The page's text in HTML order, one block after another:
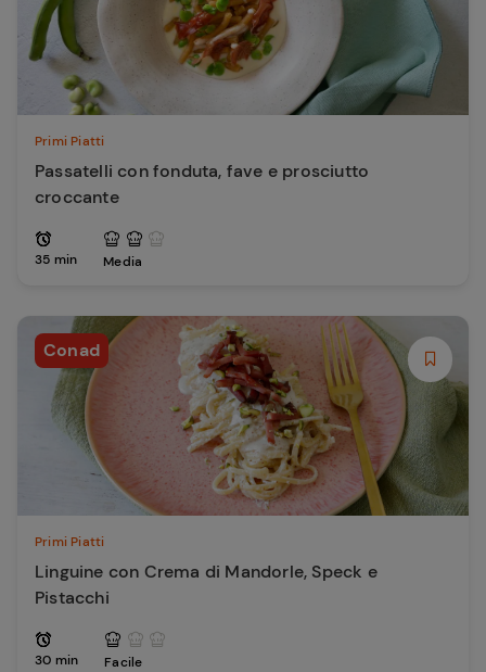
Primi Piatti
Passatelli con fonduta, fave e prosciutto
croccante
35 min Media
Conad
Primi Piatti
Linguine con Crema di Mandorle, Speck e
Pistacchi
30 min Facile